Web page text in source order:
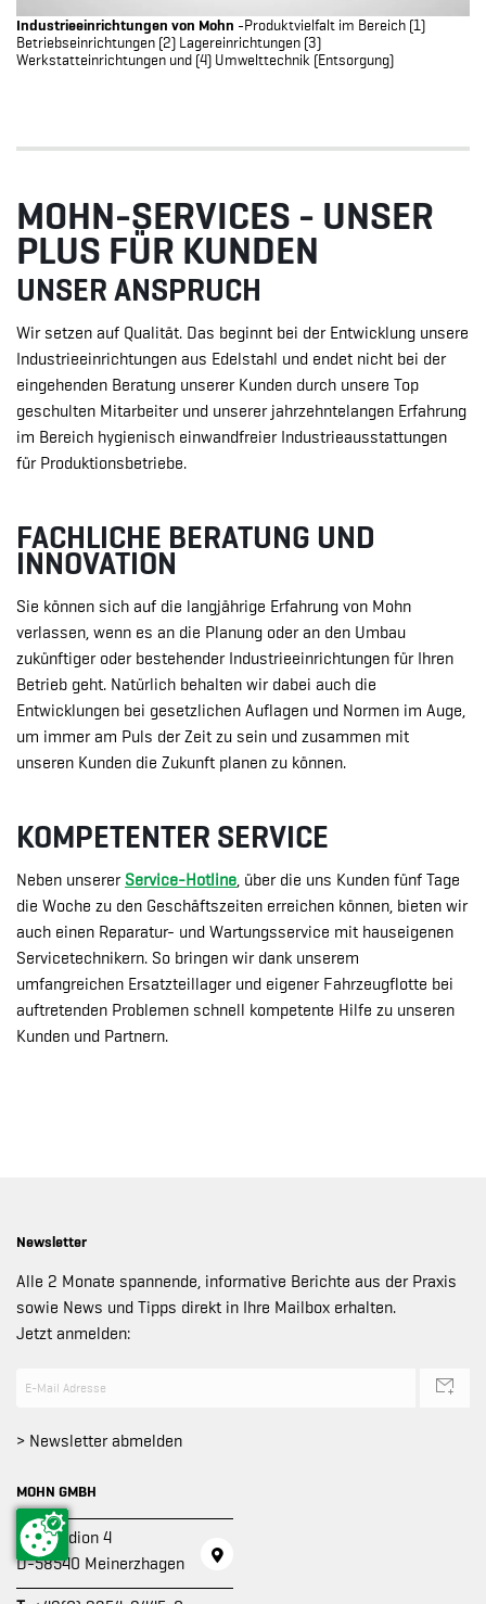
Industrieeinrichtungen von Mohn -Produktvielfalt im Bereich (1)
Betriebseinrichtungen (2) Lagereinrichtungen (3)
Werkstatteinrichtungen und (4) Umwelttechnik (Entsorgung)
MOHN-SERVICES - UNSER
PLUS FÜR KUNDEN
UNSER ANSPRUCH
Wir setzen auf Qualität. Das beginnt bei der Entwicklung unsere
Industrieeinrichtungen aus Edelstahl und endet nicht bei der
eingehenden Beratung unserer Kunden durch unsere Top
geschulten Mitarbeiter und unserer jahrzehntelangen Erfahrung
im Bereich hygienisch einwandfreier Industrieausstattungen
für Produktionsbetriebe.
FACHLICHE BERATUNG UND
INNOVATION
Sie können sich auf die langjährige Erfahrung von Mohn
verlassen, wenn es an die Planung oder an den Umbau
zukünftiger oder bestehender Industrieeinrichtungen für Ihren
Betrieb geht. Natürlich behalten wir dabei auch die
Entwicklungen bei gesetzlichen Auflagen und Normen im Auge,
um immer am Puls der Zeit zu sein und zusammen mit
unseren Kunden die Zukunft planen zu können.
KOMPETENTER SERVICE
Neben unserer Service-Hotline, über die uns Kunden fünf Tage
die Woche zu den Geschäftszeiten erreichen können, bieten wir
auch einen Reparatur- und Wartungsservice mit hauseigenen
Servicetechnikern. So bringen wir dank unserem
umfangreichen Ersatzteillager und eigener Fahrzeugflotte bei
auftretenden Problemen schnell kompetente Hilfe zu unseren
Kunden und Partnern.
Newsletter
Alle 2 Monate spannende, informative Berichte aus der Praxis
sowie News und Tipps direkt in Ihre Mailbox erhalten.
Jetzt anmelden:
> Newsletter abmelden
MOHN GMBH
Am Stadion 4
D-58540 Meinerzhagen